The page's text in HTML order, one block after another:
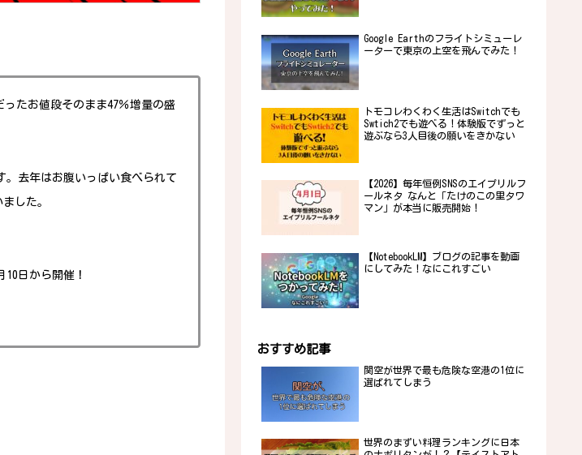
たお値段そのまま47％増量の盛
。去年はお腹いっぱい食べられて
した。
日から開催！
Google Earthのフライトシミューレ
ーターで東京の上空を飛んでみた！
トモコレわくわく生活はSwitchでも
Swtich2でも遊べる！体験版でずっと
遊ぶなら3人目後の願いをきかない
【2026】毎年恒例SNSのエイプリルフ
ールネタ なんと「たけのこの里タワ
マン」が本当に販売開始！
【NotebookLM】ブログの記事を動画
にしてみた！なにこれすごい
おすすめ記事
関空が世界で最も危険な空港の1位に
選ばれてしまう
世界のまずい料理ランキングに日本